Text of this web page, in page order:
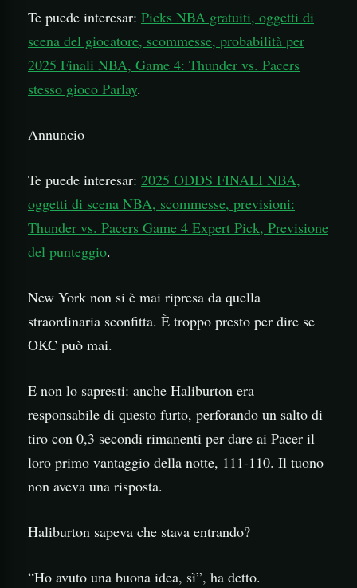
Te puede interesar: Picks NBA gratuiti, oggetti di
scena del giocatore, scommesse, probabilità per
2025 Finali NBA, Game 4: Thunder vs. Pacers
stesso gioco Parlay.
Annuncio
Te puede interesar: 2025 ODDS FINALI NBA,
oggetti di scena NBA, scommesse, previsioni:
Thunder vs. Pacers Game 4 Expert Pick, Previsione
del punteggio.
New York non si è mai ripresa da quella
straordinaria sconfitta. È troppo presto per dire se
OKC può mai.
E non lo sapresti: anche Haliburton era
responsabile di questo furto, perforando un salto di
tiro con 0,3 secondi rimanenti per dare ai Pacer il
loro primo vantaggio della notte, 111-110. Il tuono
non aveva una risposta.
Haliburton sapeva che stava entrando?
“Ho avuto una buona idea, sì”, ha detto.